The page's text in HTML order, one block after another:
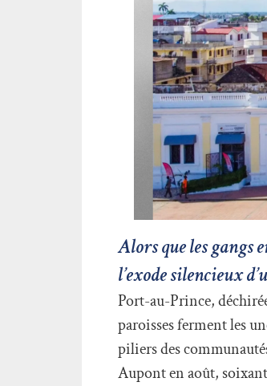
Alors que les gangs
l’exode silencieux
Port-au-Prince,
paroisses ferment les
piliers des
Aupont en août,